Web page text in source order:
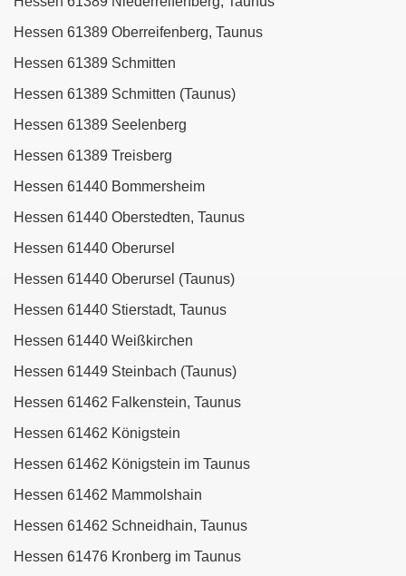
Hessen 61389 Oberreifenberg, Taunus
Hessen 61389 Schmitten
Hessen 61389 Schmitten (Taunus)
Hessen 61389 Seelenberg
Hessen 61389 Treisberg
Hessen 61440 Bommersheim
Hessen 61440 Oberstedten, Taunus
Hessen 61440 Oberursel
Hessen 61440 Oberursel (Taunus)
Hessen 61440 Stierstadt, Taunus
Hessen 61440 Weißkirchen
Hessen 61449 Steinbach (Taunus)
Hessen 61462 Falkenstein, Taunus
Hessen 61462 Königstein
Hessen 61462 Königstein im Taunus
Hessen 61462 Mammolshain
Hessen 61462 Schneidhain, Taunus
Hessen 61476 Kronberg im Taunus